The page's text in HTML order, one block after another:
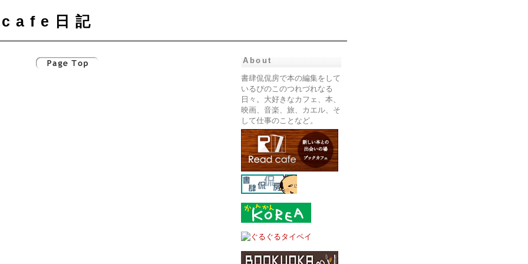
cafe日記
About
書肆侃侃房で本の編集をして
いるぴのこのつれづれなる
日々。大好きなカフェ、本、
映画、音楽、旅、カエル、そ
して仕事のことなど。